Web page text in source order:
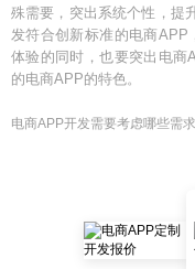
殊需要，突出系统个性，提
发符合创新标准的电商APP
体验的同时，也要突出电商
的电商APP的特色。
电商APP开发需要考虑哪些需求